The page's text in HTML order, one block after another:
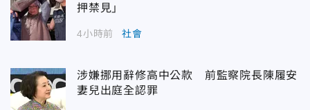
押禁見」
4小時前 社會
涉嫌挪用辭修高中公款 前監察院長陳履安
妻兒出庭全認罪